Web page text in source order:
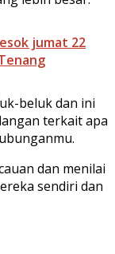
jumat 22
beluk dan ini
terkait apa
dan menilai
sendiri dan